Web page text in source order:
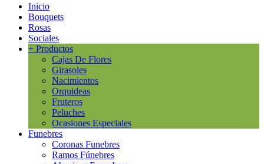
Inicio
Bouquets
Rosas
Sociales
+ Productos
Cajas De Flores
Girasoles
Nacimientos
Orquideas
Fruteros
Peluches
Ocasiones Especiales
Funebres
Coronas Funebres
Ramos Fúnebres